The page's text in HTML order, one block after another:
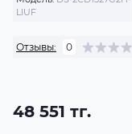
LIUF
Отзывы: 0
48 551 тг.